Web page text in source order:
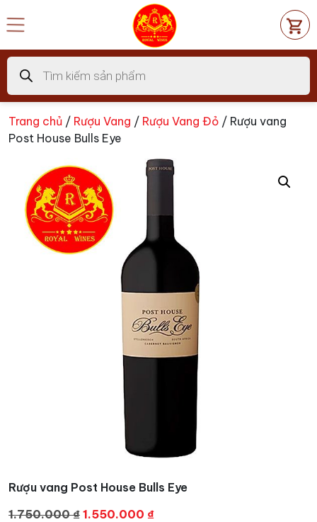
đến
dung
Tìm
kiếm
sản
phẩm
Trang chủ / Rượu Vang / Rượu Vang Đỏ / Rượu vang
Post House Bulls Eye
Rượu vang Post House Bulls Eye
1.750.000₫ Giá
1.550.000 ₫Giá